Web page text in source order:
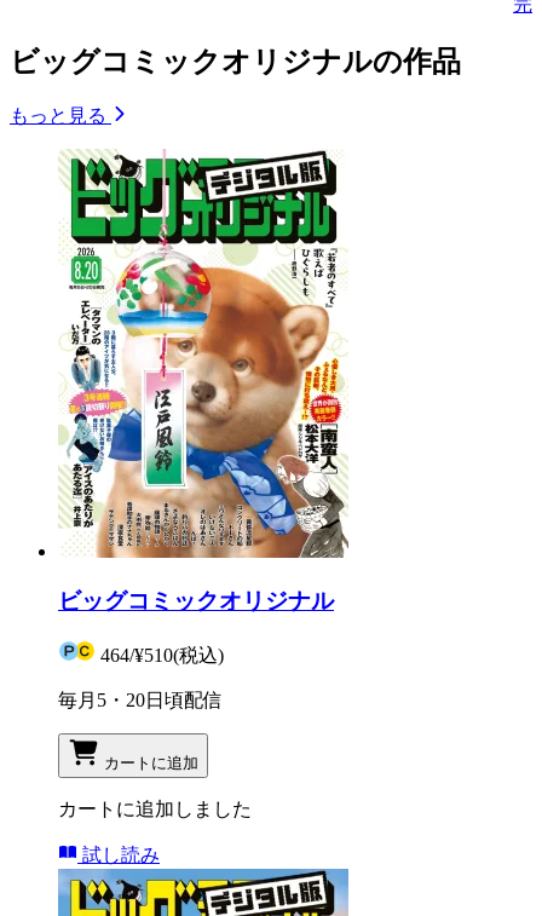
ビッグコミックオリジナルの作品
もっと見る
ビッグコミックオリジナル
464/¥510(税込)
毎月5・20日頃配信
カートに追加
カートに追加しました
試し読み